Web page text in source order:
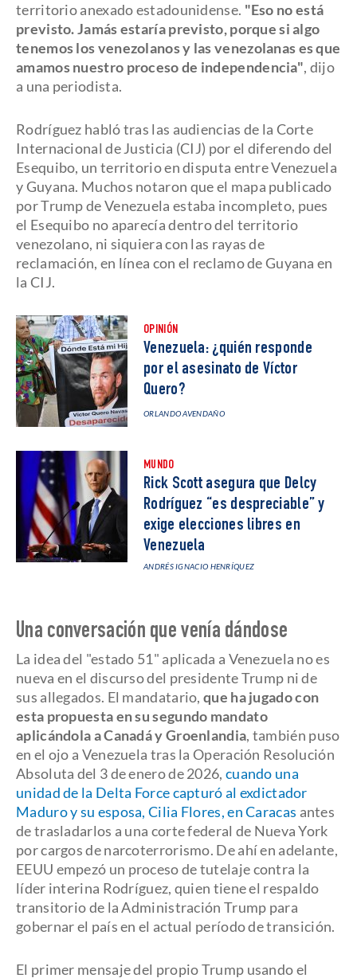
territorio anexado estadounidense. "Eso no está
previsto. Jamás estaría previsto, porque si algo
tenemos los venezolanos y las venezolanas es que
amamos nuestro proceso de independencia", dijo
a una periodista.
Rodríguez habló tras las audiencias de la Corte
Internacional de Justicia (CIJ) por el diferendo del
Esequibo, un territorio en disputa entre Venezuela
y Guyana. Muchos notaron que el mapa publicado
por Trump de Venezuela estaba incompleto, pues
el Esequibo no aparecía dentro del territorio
venezolano, ni siquiera con las rayas de
reclamación, en línea con el reclamo de Guyana en
la CIJ.
OPINIÓN
Venezuela: ¿quién responde
por el asesinato de Víctor
Quero?
ORLANDO AVENDAÑO
MUNDO
Rick Scott asegura que Delcy
Rodríguez “es despreciable” y
exige elecciones libres en
Venezuela
ANDRÉS IGNACIO HENRÍQUEZ
Una conversación que venía dándose
La idea del "estado 51" aplicada a Venezuela no es
nueva en el discurso del presidente Trump ni de
sus allegados. El mandatario,que ha jugado con
esta propuesta en su segundo mandato
aplicándola a Canadá y Groenlandia, también puso
en el ojo a Venezuela tras la Operación Resolución
Absoluta del 3 de enero de 2026, cuando una
unidad de la Delta Force capturó al exdictador
Maduro y su esposa, Cilia Flores, en Caracas antes
de trasladarlos a una corte federal de Nueva York
por cargos de narcoterrorismo. De ahí en adelante,
EEUU empezó un proceso de tutelaje contra la
líder interina Rodríguez, quien tiene el respaldo
transitorio de la Administración Trump para
gobernar el país en el actual período de transición.
El primer mensaje del propio Trump usando el